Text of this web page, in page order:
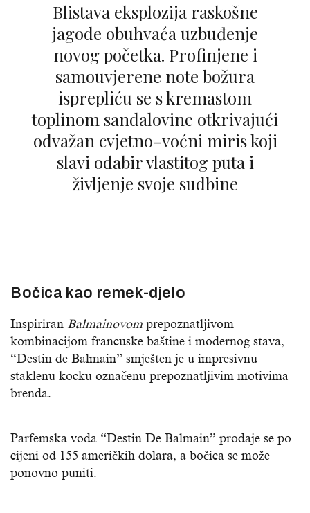
Blistava eksplozija raskošne
jagode obuhvaća uzbuđenje
novog početka. Profinjene i
samouvjerene note božura
isprepliću se s kremastom
toplinom sandalovine otkrivajući
odvažan cvjetno-voćni miris koji
slavi odabir vlastitog puta i
življenje svoje sudbine
Bočica kao remek-djelo
Inspiriran Balmainovom prepoznatljivom
kombinacijom francuske baštine i modernog stava,
“Destin de Balmain” smješten je u impresivnu
staklenu kocku označenu prepoznatljivim motivima
brenda.
Parfemska voda “Destin De Balmain” prodaje se po
cijeni od 155 američkih dolara, a bočica se može
ponovno puniti.